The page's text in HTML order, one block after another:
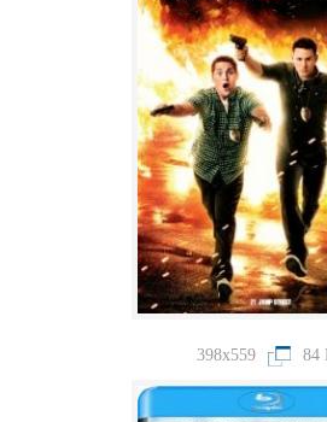
398x559 84